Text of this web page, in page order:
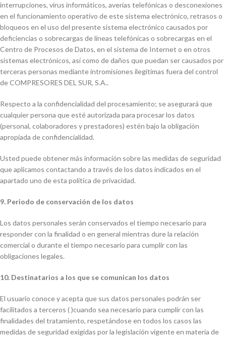
interrupciones, virus informáticos, averías telefónicas o desconexiones
en el funcionamiento operativo de este sistema electrónico, retrasos o
bloqueos en el uso del presente sistema electrónico causados por
deficiencias o sobrecargas de líneas telefónicas o sobrecargas en el
Centro de Procesos de Datos, en el sistema de Internet o en otros
sistemas electrónicos, así como de daños que puedan ser causados por
terceras personas mediante intromisiones ilegítimas fuera del control
de COMPRESORES DEL SUR, S.A..
Respecto a la confidencialidad del procesamiento; se asegurará que
cualquier persona que esté autorizada para procesar los datos
(personal, colaboradores y prestadores) estén bajo la obligación
apropiada de confidencialidad.
Usted puede obtener más información sobre las medidas de seguridad
que aplicamos contactando a través de los datos indicados en el
apartado uno de esta política de privacidad.
9. Periodo de conservación de los datos
Los datos personales serán conservados el tiempo necesario para
responder con la finalidad o en general mientras dure la relación
comercial o durante el tiempo necesario para cumplir con las
obligaciones legales.
10. Destinatarios a los que se comunican los datos
El usuario conoce y acepta que sus datos personales podrán ser
facilitados a terceros ( )cuando sea necesario para cumplir con las
finalidades del tratamiento, respetándose en todos los casos las
medidas de seguridad exigidas por la legislación vigente en materia de